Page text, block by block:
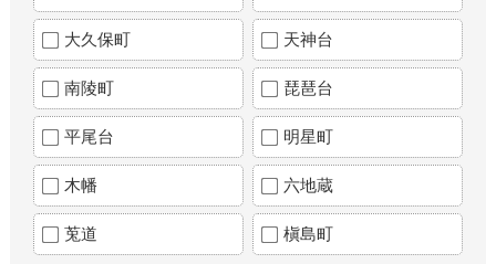
大久保町 天神台
南陵町 琵琶台
平尾台 明星町
木幡 六地蔵
莵道 槇島町